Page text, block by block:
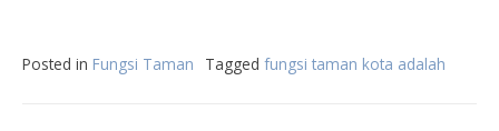
Posted in Fungsi Taman Tagged fungsi taman kota adalah